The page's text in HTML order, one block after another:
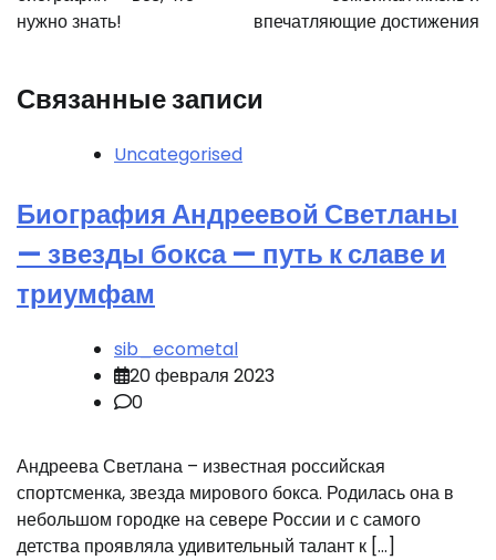
нужно знать!
впечатляющие достижения
Связанные записи
Uncategorised
Биография Андреевой Светланы
— звезды бокса — путь к славе и
триумфам
sib_ecometal
20 февраля 2023
0
Андреева Светлана – известная российская
спортсменка, звезда мирового бокса. Родилась она в
небольшом городке на севере России и с самого
детства проявляла удивительный талант к […]